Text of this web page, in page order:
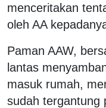
menceritakan
oleh AA
Paman AAW,
lantas
masuk rumah,
sudah tergantung